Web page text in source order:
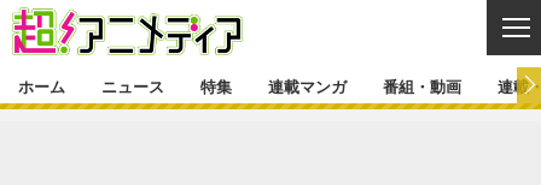
ホーム ニュース 特集 連載マンガ 番組・動画 連載